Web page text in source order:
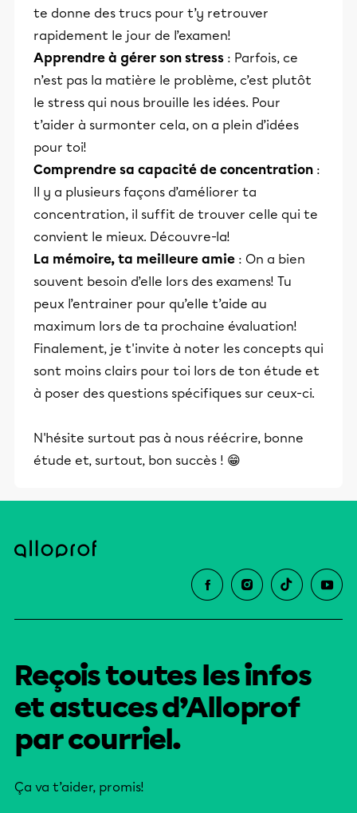
te donne des trucs pour t’y retrouver
rapidement le jour de l’examen!
Apprendre à gérer son stress : Parfois, ce
n’est pas la matière le problème, c’est plutôt
le stress qui nous brouille les idées. Pour
t’aider à surmonter cela, on a plein d’idées
pour toi!
Comprendre sa capacité de concentration :
Il y a plusieurs façons d’améliorer ta
concentration, il suffit de trouver celle qui te
convient le mieux. Découvre-la!
La mémoire, ta meilleure amie : On a bien
souvent besoin d’elle lors des examens! Tu
peux l’entrainer pour qu’elle t’aide au
maximum lors de ta prochaine évaluation!
Finalement, je t'invite à noter les concepts qui
sont moins clairs pour toi lors de ton étude et
à poser des questions spécifiques sur ceux-ci.
N'hésite surtout pas à nous réécrire, bonne
étude et, surtout, bon succès ! 😁
Reçois toutes les infos
et astuces d’Alloprof
par courriel.
Ça va t’aider, promis!